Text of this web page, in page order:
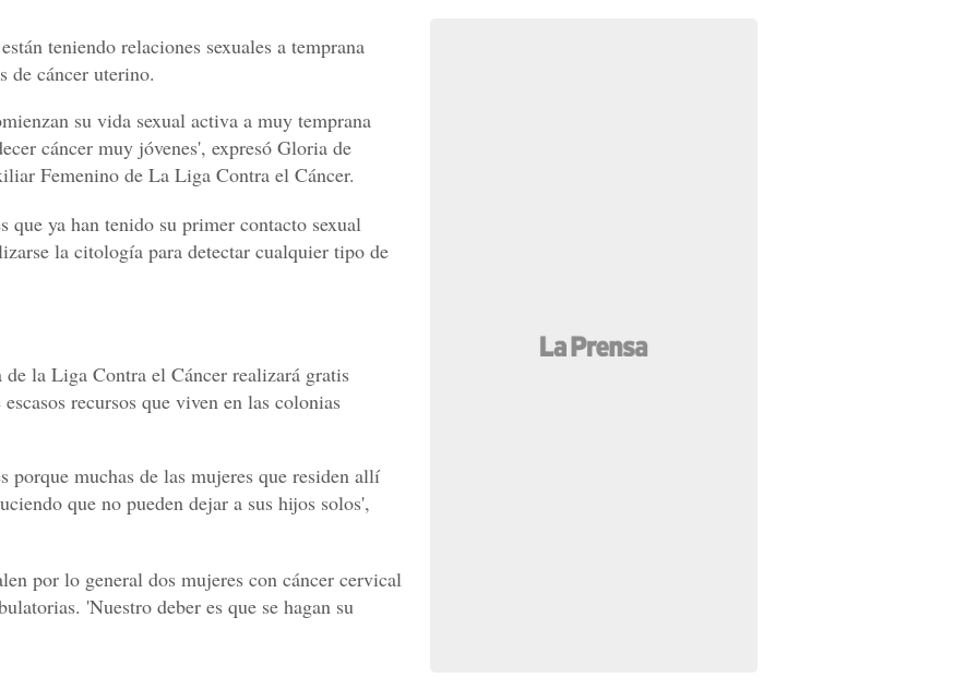
teniendo relaciones sexuales a temprana
de cáncer uterino.
su vida sexual activa a muy temprana
cáncer muy jóvenes', expresó Gloria de
Femenino de La Liga Contra el Cáncer.
que ya han tenido su primer contacto sexual
la citología para detectar cualquier tipo de
la Liga Contra el Cáncer realizará gratis
recursos que viven en las colonias
porque muchas de las mujeres que residen allí
que no pueden dejar a sus hijos solos',
por lo general dos mujeres con cáncer cervical
'Nuestro deber es que se hagan su